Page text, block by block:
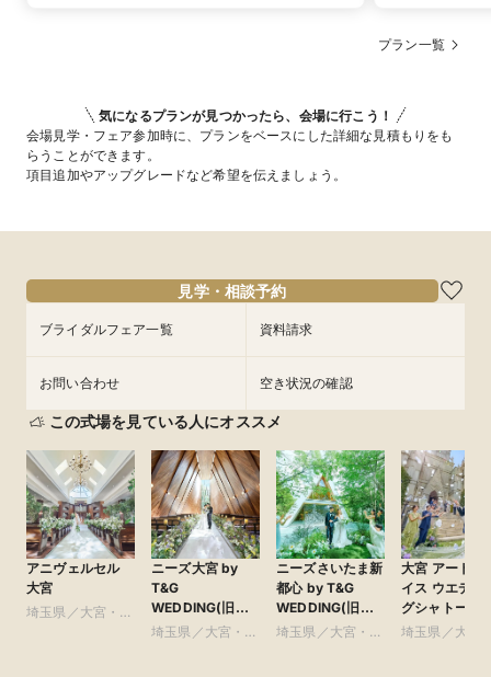
プラン一覧
気になるプランが見つかったら、会場に行こう！
会場見学・フェア参加時に、プランをベースにした詳細な見積もりをも
らうことができます。
項目追加やアップグレードなど希望を伝えましょう。
見学・相談予約
ブライダルフェア一覧 資料請求
お問い合わせ 空き状況の確認
この式場を見ている人にオススメ
アニヴェルセル
大宮
埼玉県／大宮・さ
ニーズ大宮 by
T&G
WEDDING(旧
アーヴェリール迎
埼玉県／大宮・さ
ニーズさいたま新
都心 by T&G
WEDDING(旧
ガーデンヒルズ迎
埼玉県／大宮・さ
大宮 アートグ
イス ウエディ
グシャトー
埼玉県／大宮